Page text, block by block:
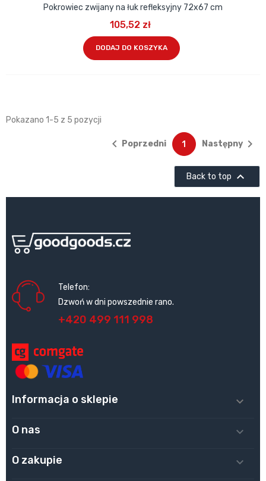
Pokrowiec zwijany na łuk refleksyjny 72x67 cm
105,52 zł
DODAJ DO KOSZYKA
Pokazano 1-5 z 5 pozycji
 Poprzedni 1 Następny 
Back to top 
Telefon:
Dzwoń w dni powszednie rano.
+420 499 111 998
Informacja o sklepie 
O nas 
O zakupie 